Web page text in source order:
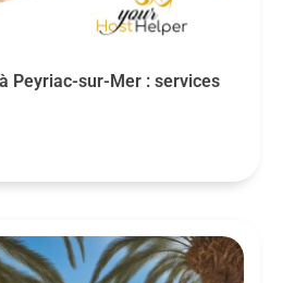
Peyriac-sur-Mer : services